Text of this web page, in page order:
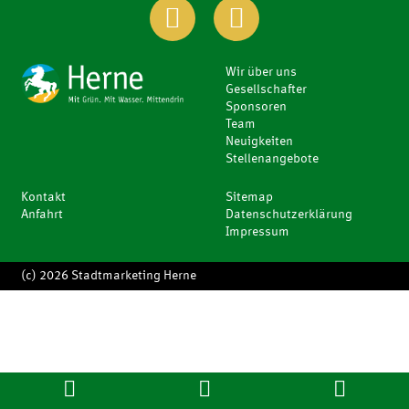
Wir über uns
Gesellschafter
Sponsoren
Team
Neuigkeiten
Stellenangebote
Kontakt
Anfahrt
Sitemap
Datenschutzerklärung
Impressum
(c) 2026 Stadtmarketing Herne